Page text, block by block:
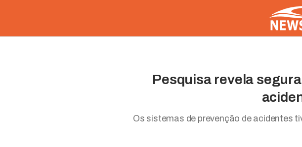
Pesquisa revela
Os sistemas de prevenção de acidentes